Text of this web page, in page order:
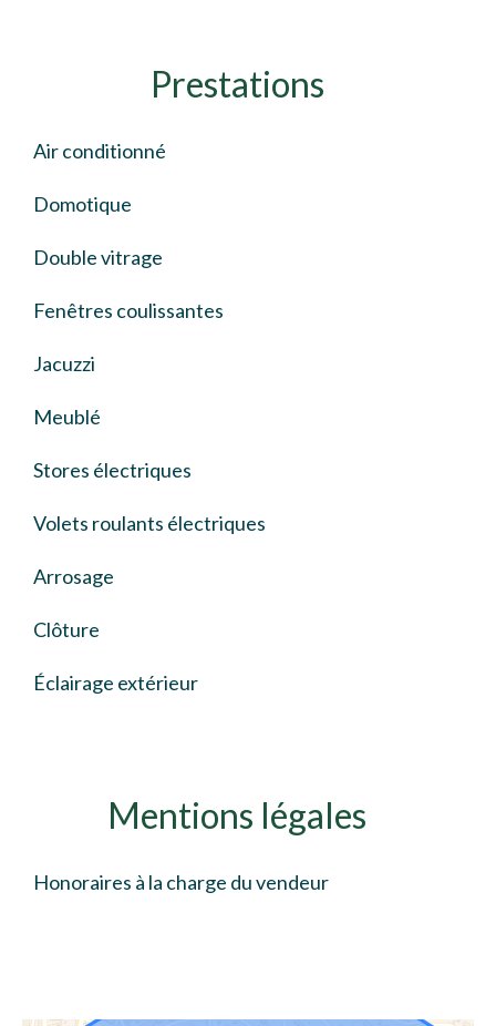
Prestations
Air conditionné
Domotique
Double vitrage
Fenêtres coulissantes
Jacuzzi
Meublé
Stores électriques
Volets roulants électriques
Arrosage
Clôture
Éclairage extérieur
Mentions légales
Honoraires à la charge du vendeur